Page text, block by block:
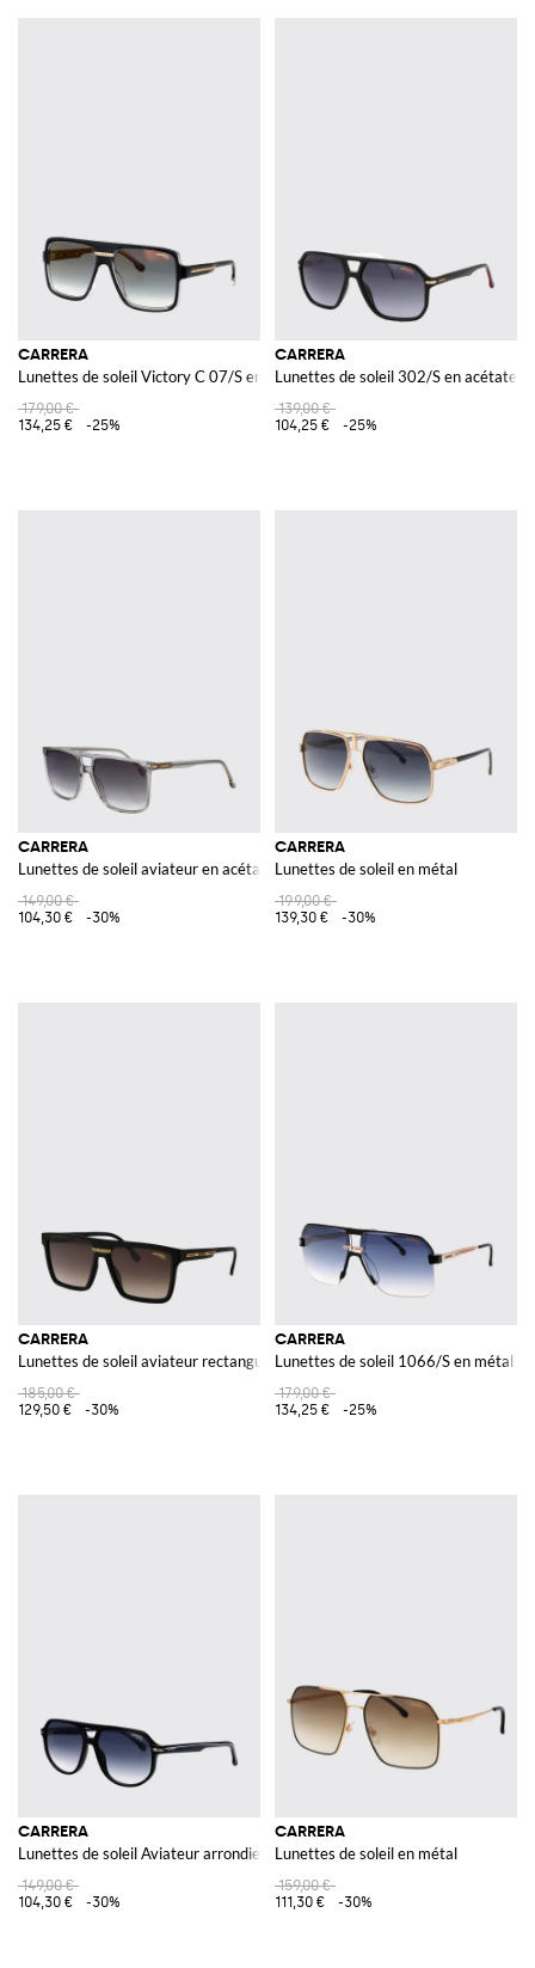
CARRERA
Lunettes de soleil Victory C 07/S en acétate
179,00 €
134,25 €
-25%
CARRERA
Lunettes de soleil 302/S en acétate
139,00 €
104,25 €
-25%
CARRERA
Lunettes de soleil aviateur en acétate avec double pont et verres fumés
149,00 €
104,30 €
-30%
CARRERA
Lunettes de soleil en métal
199,00 €
139,30 €
-30%
CARRERA
Lunettes de soleil aviateur rectangulaires en acétate avec verres ambrés
185,00 €
129,50 €
-30%
CARRERA
Lunettes de soleil 1066/S en métal
179,00 €
134,25 €
-25%
CARRERA
Lunettes de soleil Aviateur arrondies en acétate avec double pont
149,00 €
104,30 €
-30%
CARRERA
Lunettes de soleil en métal
159,00 €
111,30 €
-30%